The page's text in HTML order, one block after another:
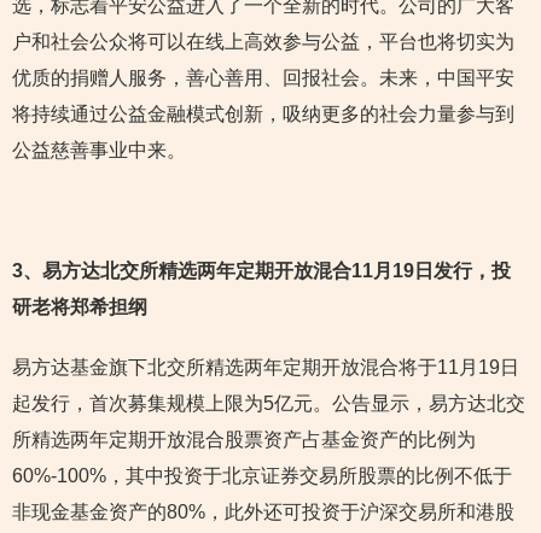
选，标志着平安公益进入了一个全新的时代。公司的广大客
户和社会公众将可以在线上高效参与公益，平台也将切实为
优质的捐赠人服务，善心善用、回报社会。未来，中国平安
将持续通过公益金融模式创新，吸纳更多的社会力量参与到
公益慈善事业中来。
3、易方达北交所精选两年定期开放混合11月19日发行，投
研老将郑希担纲
易方达基金旗下北交所精选两年定期开放混合将于11月19日
起发行，首次募集规模上限为5亿元。公告显示，易方达北交
所精选两年定期开放混合股票资产占基金资产的比例为
60%-100%，其中投资于北京证券交易所股票的比例不低于
非现金基金资产的80%，此外还可投资于沪深交易所和港股